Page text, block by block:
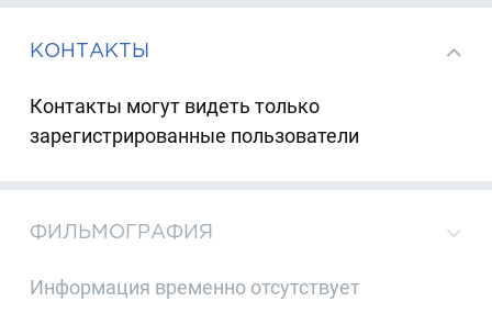
КОНТАКТЫ
Контакты могут видеть только
зарегистрированные пользователи
ФИЛЬМОГРАФИЯ
Информация временно отсутствует